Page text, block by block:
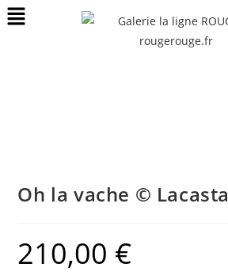
Oh la vache © Lacasta
210,00 €